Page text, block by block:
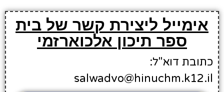
אימייל ליצירת קשר של בית
ספר תיכון אלכוארזמי
כתובת דוא"ל:
salwadvo@hinuchm.k12.il